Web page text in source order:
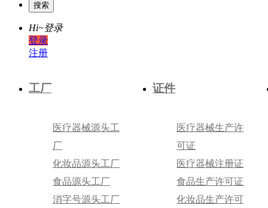
Hi~登录
登录
注册
工厂
医疗器械源头工
厂
化妆品源头工厂
食品源头工厂
消字号源头工厂
证件
医疗器械生产许
可证
医疗器械注册证
食品生产许可证
化妆品生产许可